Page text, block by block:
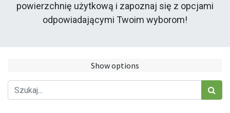
powierzchnię użytkową i zapoznaj się z opcjami
odpowiadającymi Twoim wyborom!
Show options